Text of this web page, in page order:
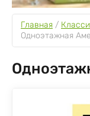
Главная /
Одноэтажная